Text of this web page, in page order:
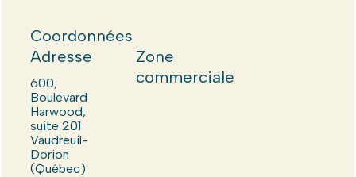
Coordonnées
Adresse
600,
Boulevard
Harwood,
suite 201
Vaudreuil-
Dorion
(Québec)
Zone
commerciale